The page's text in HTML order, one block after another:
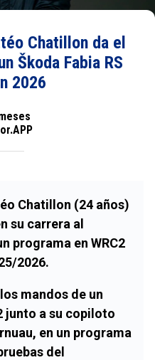
Chatillon da el
Škoda Fabia RS
2026
Chatillon (24 años)
su carrera al
programa en WRC2
2026.
mandos de un
junto a su copiloto
, en un programa
del